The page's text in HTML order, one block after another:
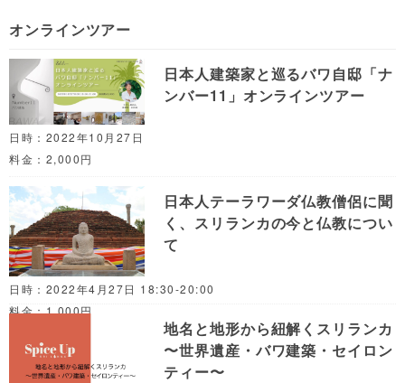
オンラインツアー
日本人建築家と巡るバワ自邸「ナ
ンバー11」オンラインツアー
日時：2022年10月27日
料金：2,000円
日本人テーラワーダ仏教僧侶に聞
く、スリランカの今と仏教につい
て
日時：2022年4月27日 18:30-20:00
料金：1,000円
地名と地形から紐解くスリランカ
〜世界遺産・バワ建築・セイロン
ティー〜